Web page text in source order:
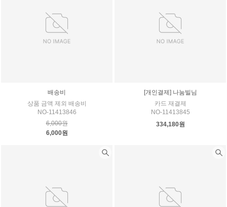
배송비
상품 금액 제외 배송비
NO-11413846
6,000원
6,000원
[개인결제] 나눔빌님
카드 재결제
NO-11413845
334,180원